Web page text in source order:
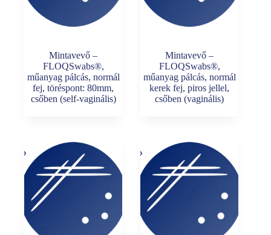
Mintavevő –
FLOQSwabs®,
műanyag pálcás, normál
fej, töréspont: 80mm,
csőben (self-vaginális)
Mintavevő –
FLOQSwabs®,
műanyag pálcás, normál
kerek fej, piros jellel,
csőben (vaginális)